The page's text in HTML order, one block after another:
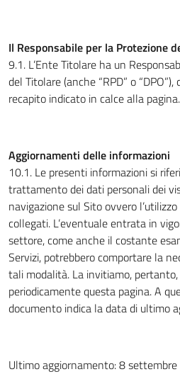
Il Responsabile per la Protezione
9.1. L’Ente Titolare ha un
del Titolare (anche “RPD” o
recapito indicato in calce alla pagina.
Aggiornamenti delle informazioni
10.1. Le presenti informazioni si
trattamento dei dati personali dei
navigazione sul Sito ovvero
collegati. L’eventuale entrata in
settore, come anche il costante
Servizi, potrebbero comportare la
tali modalità. La invitiamo,
periodicamente questa pagina. A
documento indica la data di ultimo
Ultimo aggiornamento: 8